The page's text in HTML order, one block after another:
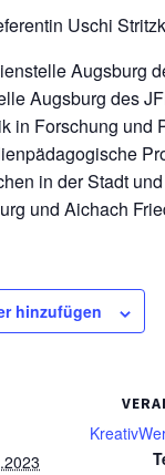
Uschi
Augsburg
Augsburg des
in Forschung und
in der Stadt
und Aichach
hinzufügen